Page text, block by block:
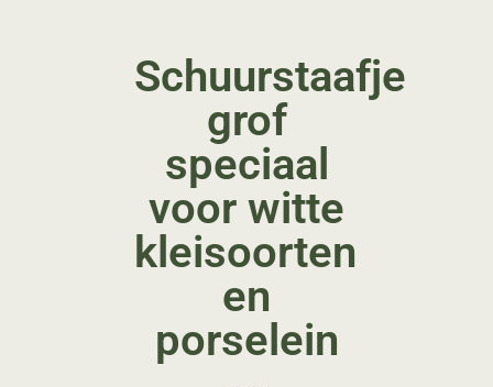
Schuurstaafje
grof
speciaal
voor witte
kleisoorten
en
porselein